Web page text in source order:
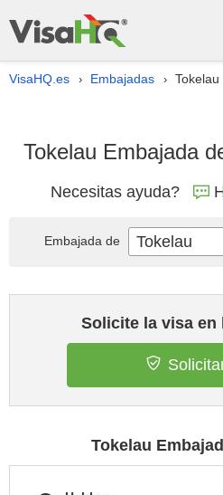
VisaHQ.es › Embajadas ›
Tokelau Embajada
Necesitas ayuda?
Solicite la visa en
Tokelau
Embajada de Tokelau